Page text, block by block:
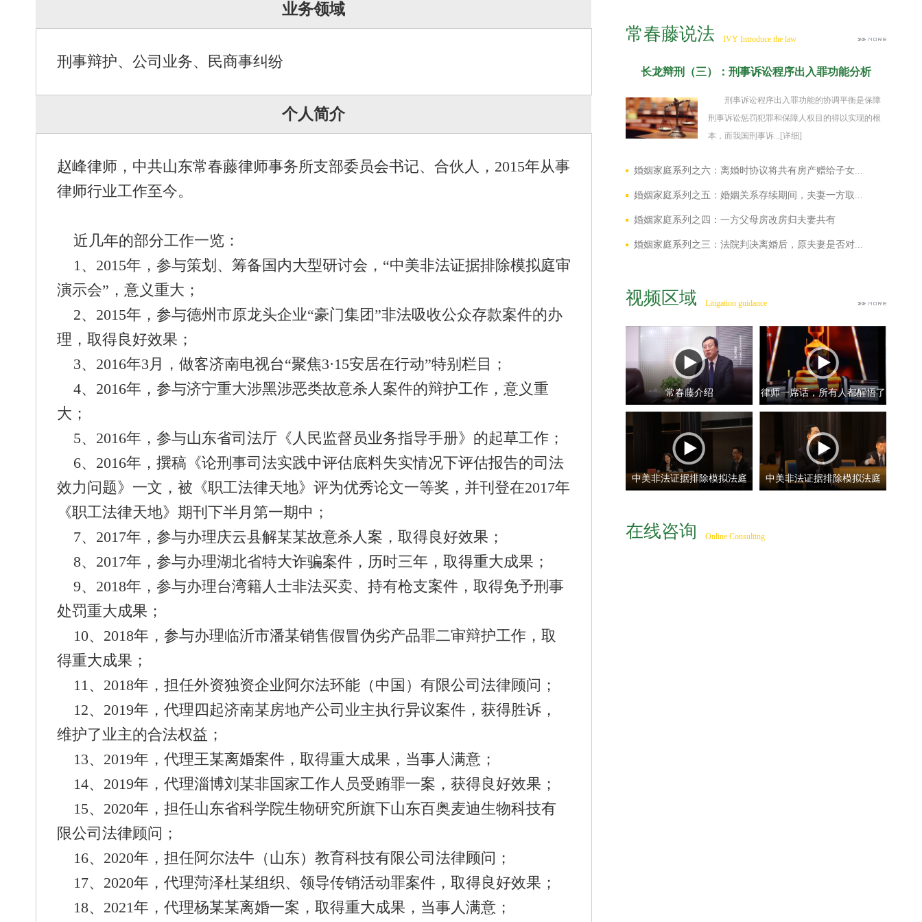
业务领域
刑事辩护、公司业务、民商事纠纷
个人简介
赵峰律师，中共山东常春藤律师事务所支部委员会书记、合伙人，2015年从事
律师行业工作至今。
近几年的部分工作一览：
1、2015年，参与策划、筹备国内大型研讨会，“中美非法证据排除模拟庭审
演示会”，意义重大；
2、2015年，参与德州市原龙头企业“豪门集团”非法吸收公众存款案件的办
理，取得良好效果；
3、2016年3月，做客济南电视台“聚焦3·15安居在行动”特别栏目；
4、2016年，参与济宁重大涉黑涉恶类故意杀人案件的辩护工作，意义重
大；
5、2016年，参与山东省司法厅《人民监督员业务指导手册》的起草工作；
6、2016年，撰稿《论刑事司法实践中评估底料失实情况下评估报告的司法
效力问题》一文，被《职工法律天地》评为优秀论文一等奖，并刊登在2017年
《职工法律天地》期刊下半月第一期中；
7、2017年，参与办理庆云县解某某故意杀人案，取得良好效果；
8、2017年，参与办理湖北省特大诈骗案件，历时三年，取得重大成果；
9、2018年，参与办理台湾籍人士非法买卖、持有枪支案件，取得免予刑事
处罚重大成果；
10、2018年，参与办理临沂市潘某销售假冒伪劣产品罪二审辩护工作，取
得重大成果；
11、2018年，担任外资独资企业阿尔法环能（中国）有限公司法律顾问；
12、2019年，代理四起济南某房地产公司业主执行异议案件，获得胜诉，
维护了业主的合法权益；
13、2019年，代理王某离婚案件，取得重大成果，当事人满意；
14、2019年，代理淄博刘某非国家工作人员受贿罪一案，获得良好效果；
15、2020年，担任山东省科学院生物研究所旗下山东百奥麦迪生物科技有
限公司法律顾问；
16、2020年，担任阿尔法牛（山东）教育科技有限公司法律顾问；
17、2020年，代理菏泽杜某组织、领导传销活动罪案件，取得良好效果；
18、2021年，代理杨某某离婚一案，取得重大成果，当事人满意；
常春藤说法 IVY Introduce the law
长龙辩刑（三）：刑事诉讼程序出入罪功能分析
刑事诉讼程序出入罪功能的协调平衡是保障
刑事诉讼惩罚犯罪和保障人权目的得以实现的根
本，而我国刑事诉... [详细]
婚姻家庭系列之六：离婚时协议将共有房产赠给子女...
婚姻家庭系列之五：婚姻关系存续期间，夫妻一方取...
婚姻家庭系列之四：一方父母房改房归夫妻共有
婚姻家庭系列之三：法院判决离婚后，原夫妻是否对...
视频区域 Litigation guidance
常春藤介绍 律师一席话，所有人都醒悟了
中美非法证据排除模拟法庭 中美非法证据排除模拟法庭
在线咨询 Online Consulting